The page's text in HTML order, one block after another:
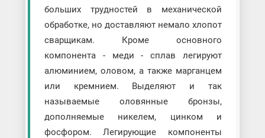
больших трудностей в механической
обработке, но доставляют немало хлопот
сварщикам. Кроме основного
компонента - меди - сплав легируют
алюминием, оловом, а также марганцем
или кремнием. Выделяют и так
называемые оловянные бронзы,
дополняемые никелем, цинком и
фосфором. Легирующие компоненты